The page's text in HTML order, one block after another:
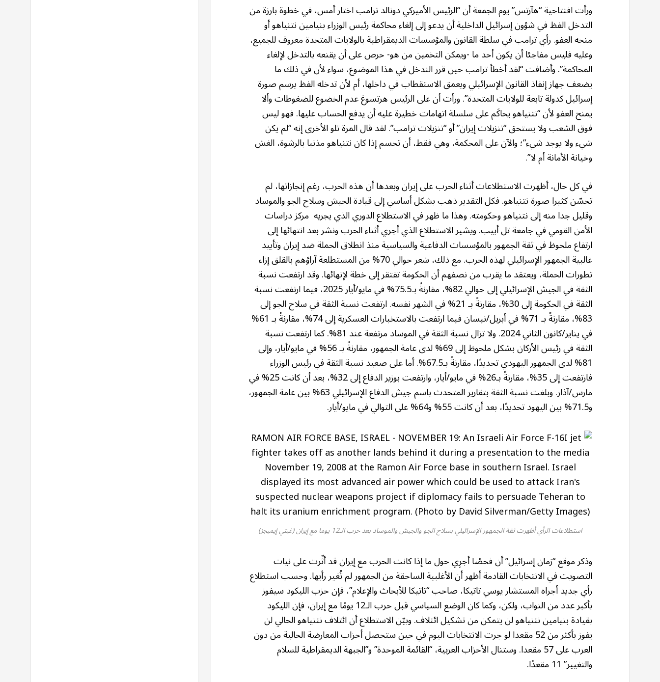
ورأت افتتاحية “هآرتس” يوم الجمعة أن “الرئيس الأميركي دونالد ترامب اختار أمس، في خطوة بارزة من
التدخل الفظ في شؤون إسرائيل الداخلية أن يدعو إلى إلغاء محاكمة رئيس الوزراء بنيامين نتنياهو أو
منحه العفو. رأي ترامب في سلطة القانون والمؤسسات الديمقراطية بالولايات المتحدة معروف للجميع،
وعليه فليس مفاجئا أن يكون أحد ما -ويمكن التخمين من هو- حرص على أن يقنعه بالتدخل لإلغاء
المحاكمة”. وأضافت “لقد أخطأ ترامب حين قرر التدخل في هذا الموضوع، سواء لأن في ذلك ما
يضعف جهاز إنفاذ القانون الإسرائيلي ويعمق الاستقطاب في داخلها، أم لأن تدخله الفظ يرسم صورة
إسرائيل كدولة تابعة للولايات المتحدة”. ورأت أن على الرئيس هرتسوغ عدم الخضوع للضغوطات وألا
يمنح العفو لأن “نتنياهو يحاكَم على سلسلة اتهامات خطيرة عليه أن يدفع الحساب عليها. فهو ليس
فوق الشعب ولا يستحق “تنزيلات إيران” أو “تنزيلات ترامب”. لقد قال المرة تلو الأخرى إنه “لم يكن
شيء ولا يوجد شيء”؛ والآن على المحكمة، وهي فقط، أن تحسم إذا كان نتنياهو مذنبا بالرشوة، الغش
وخيانة الأمانة أم لا”.
في كل حال، أظهرت الاستطلاعات أثناء الحرب على إيران وبعدها أن هذه الحرب، رغم إنجازاتها، لم
تحسّن كثيرا صورة نتنياهو. فكل التقدير ذهب بشكل أساسي إلى قيادة الجيش وسلاح الجو والموساد
وقليل جدا منه إلى نتنياهو وحكومته. وهذا ما ظهر في الاستطلاع الدوري الذي يجريه مركز دراسات
الأمن القومي في جامعة تل أبيب. ويشير الاستطلاع الذي أجري أثناء الحرب ونشر بعد انتهائها إلى
ارتفاع ملحوظ في ثقة الجمهور بالمؤسسات الدفاعية والسياسية منذ انطلاق الحملة ضد إيران وتأييد
غالبية الجمهور الإسرائيلي لهذه الحرب. مع ذلك، شعر حوالي 70% من المستطلعة آراؤهم بالقلق إزاء
تطورات الحملة، ويعتقد ما يقرب من نصفهم أن الحكومة تفتقر إلى خطة لإنهائها. وقد ارتفعت نسبة
الثقة في الجيش الإسرائيلي إلى حوالي 82%، مقارنةً بـ75.5% في مايو/أيار 2025، فيما ارتفعت نسبة
الثقة في الحكومة إلى 30%، مقارنةً بـ 21% في الشهر نفسه. ارتفعت نسبة الثقة في سلاح الجو إلى
83%، مقارنةً بـ 71% في أبريل/نيسان فيما ارتفعت بالاستخبارات العسكرية إلى 74%، مقارنةً بـ 61%
في يناير/كانون الثاني 2024. ولا تزال نسبة الثقة في الموساد مرتفعة عند 81%. كما ارتفعت نسبة
الثقة في رئيس الأركان بشكل ملحوظ إلى 69% لدى عامة الجمهور، مقارنةً بـ 56% في مايو/أيار، وإلى
81% لدى الجمهور اليهودي تحديدًا، مقارنةً بـ67.5%. أما على صعيد نسبة الثقة في رئيس الوزراء
فارتفعت إلى 35%، مقارنةً بـ26% في مايو/أيار، وارتفعت بوزير الدفاع إلى 32%، بعد أن كانت 25% في
مارس/آذار. وبلغت نسبة الثقة بتقارير المتحدث باسم جيش الدفاع الإسرائيلي 63% بين عامة الجمهور،
و71.5% بين اليهود تحديدًا، بعد أن كانت 55% و64% على التوالي في مايو/أيار.
استطلاعات الرأي أظهرت ثقة الجمهور الإسرائيلي بسلاح الجو والجيش والموساد بعد حرب الـ12 يوما مع إيران (غيتي إيميجز)
وذكر موقع “زمان إسرائيل” أن فحصًا أجرِي حول ما إذا كانت الحرب مع إيران قد أثّرت على نيات
التصويت في الانتخابات القادمة أظهر أن الأغلبية الساحقة من الجمهور لم تُغير رأيها. وحسب استطلاع
رأي جديد أجراه المستشار يوسي تاتيكا، صاحب “تاتيكا للأبحاث والإعلام”، فإن حزب الليكود سيفوز
بأكبر عدد من النواب، ولكن، وكما كان الوضع السياسي قبل حرب الـ12 يومًا مع إيران، فإن الليكود
بقيادة بنيامين نتنياهو لن يتمكن من تشكيل ائتلاف. وبيّن الاستطلاع أن ائتلاف نتنياهو الحالي لن
يفوز بأكثر من 52 مقعدا لو جرت الانتخابات اليوم في حين ستحصل أحزاب المعارضة الحالية من دون
العرب على 57 مقعدا. وستنال الأحزاب العربية، “القائمة الموحدة” و”الجبهة الديمقراطية للسلام
والتغيير” 11 مقعدًا.